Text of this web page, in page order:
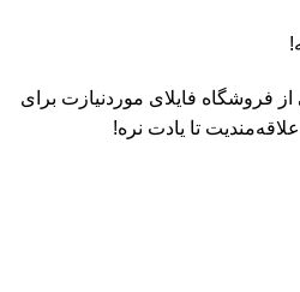
فروشگاه فایلای موردنیازت برای
تا یادت نره!